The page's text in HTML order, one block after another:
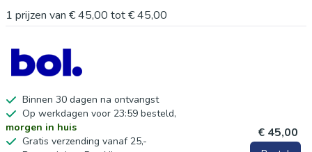
polyester houdt dit fietsshirt je warm als de temperatuur
De hoge kraag gemaakt van fleece beschermt je nek tegen
een frisse wind.
De camlock ritssluiting zorgt ervoor dat je gemakkelijk je je
kraag gemakkelijk wat open kan zetten zonder dat je rits
helemaal naar beneden loopt.
1 prijzen van € 45,00 tot€ 45,00
Binnen 30 dagen na ontvangst
Op werkdagen voor 23:59 besteld,
morgen in huis
Gratis verzending vanaf 25,-
€ 45,00